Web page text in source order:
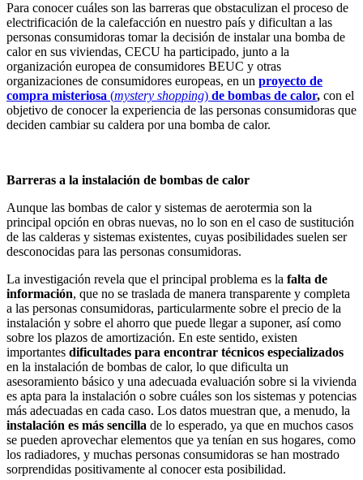
Para conocer cuáles son las barreras que obstaculizan el proceso de
electrificación de la calefacción en nuestro país y dificultan a las
personas consumidoras tomar la decisión de instalar una bomba de
calor en sus viviendas, CECU ha participado, junto a la
organización europea de consumidores BEUC y otras
organizaciones de consumidores europeas, en un proyecto de
compra misteriosa (mystery shopping) de bombas de calor, con el
objetivo de conocer la experiencia de las personas consumidoras que
deciden cambiar su caldera por una bomba de calor.
Barreras a la instalación de bombas de calor
Aunque las bombas de calor y sistemas de aerotermia son la
principal opción en obras nuevas, no lo son en el caso de sustitución
de las calderas y sistemas existentes, cuyas posibilidades suelen ser
desconocidas para las personas consumidoras.
La investigación revela que el principal problema es la falta de
información, que no se traslada de manera transparente y completa
a las personas consumidoras, particularmente sobre el precio de la
instalación y sobre el ahorro que puede llegar a suponer, así como
sobre los plazos de amortización. En este sentido, existen
importantes dificultades para encontrar técnicos especializados
en la instalación de bombas de calor, lo que dificulta un
asesoramiento básico y una adecuada evaluación sobre si la vivienda
es apta para la instalación o sobre cuáles son los sistemas y potencias
más adecuadas en cada caso. Los datos muestran que, a menudo, la
instalación es más sencilla de lo esperado, ya que en muchos casos
se pueden aprovechar elementos que ya tenían en sus hogares, como
los radiadores, y muchas personas consumidoras se han mostrado
sorprendidas positivamente al conocer esta posibilidad.